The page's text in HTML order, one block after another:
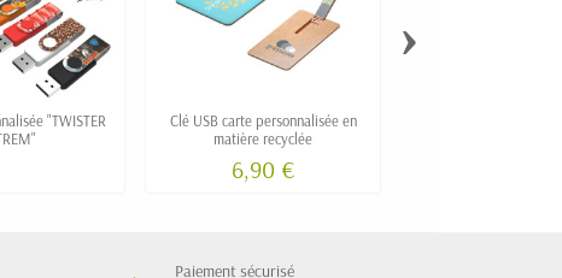
"TWISTER
Clé USB carte personnalisée en
matière recyclée
6,90 €
›
Paiement sécurisé